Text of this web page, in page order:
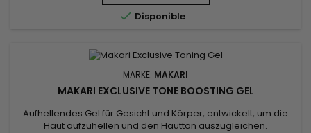
 Disponible
MARKE: MAKARI
MAKARI EXCLUSIVE TONE BOOSTING GEL
Aufhellendes Gel für Gesicht und Körper, entwickelt, um die
Haut aufzuhellen und den Hautton auszugleichen.